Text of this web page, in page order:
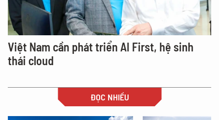
Việt Nam cần phát triển AI First, hệ sinh
thái cloud
ĐỌC NHIỀU